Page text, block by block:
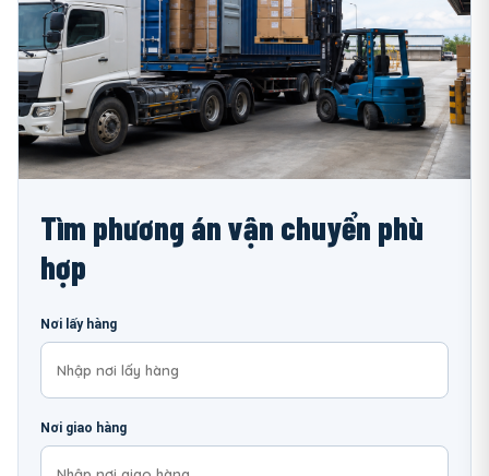
Tìm phương án vận chuyển phù
hợp
Nơi lấy hàng
Nơi giao hàng